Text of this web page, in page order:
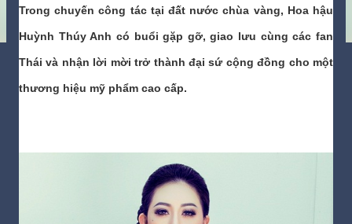
Trong chuyến công tác tại đất nước chùa vàng, Hoa hậu
Huỳnh Thúy Anh có buổi gặp gỡ, giao lưu cùng các fan
Thái và nhận lời mời trở thành đại sứ cộng đồng cho một
thương hiệu mỹ phẩm cao cấp.